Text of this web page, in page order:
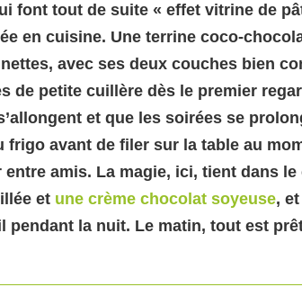
font tout de suite « effet vitrine de
en cuisine. Une terrine coco-
avec ses deux couches bien
de petite cuillère dès le premier
et que les soirées se
frigo avant de filer sur la table au
entre amis. La magie, ici, tient dans
et une crème chocolat soyeuse,
pendant la nuit. Le matin, tout est